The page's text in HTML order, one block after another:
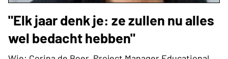
"Elk jaar denk je: ze zullen nu alles
wel bedacht hebben"